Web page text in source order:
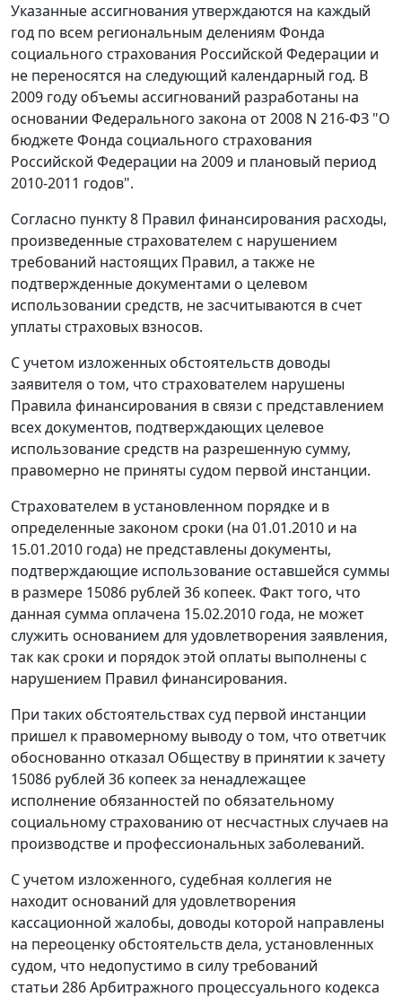
Указанные ассигнования утверждаются на каждый
год по всем региональным делениям Фонда
социального страхования Российской Федерации и
не переносятся на следующий календарный год. В
2009 году объемы ассигнований разработаны на
основании Федерального закона от 2008 N 216-ФЗ "О
бюджете Фонда социального страхования
Российской Федерации на 2009 и плановый период
2010-2011 годов".
Согласно пункту 8 Правил финансирования расходы,
произведенные страхователем с нарушением
требований настоящих Правил, а также не
подтвержденные документами о целевом
использовании средств, не засчитываются в счет
уплаты страховых взносов.
С учетом изложенных обстоятельств доводы
заявителя о том, что страхователем нарушены
Правила финансирования в связи с представлением
всех документов, подтверждающих целевое
использование средств на разрешенную сумму,
правомерно не приняты судом первой инстанции.
Страхователем в установленном порядке и в
определенные законом сроки (на 01.01.2010 и на
15.01.2010 года) не представлены документы,
подтверждающие использование оставшейся суммы
в размере 15086 рублей 36 копеек. Факт того, что
данная сумма оплачена 15.02.2010 года, не может
служить основанием для удовлетворения заявления,
так как сроки и порядок этой оплаты выполнены с
нарушением Правил финансирования.
При таких обстоятельствах суд первой инстанции
пришел к правомерному выводу о том, что ответчик
обоснованно отказал Обществу в принятии к зачету
15086 рублей 36 копеек за ненадлежащее
исполнение обязанностей по обязательному
социальному страхованию от несчастных случаев на
производстве и профессиональных заболеваний.
С учетом изложенного, судебная коллегия не
находит оснований для удовлетворения
кассационной жалобы, доводы которой направлены
на переоценку обстоятельств дела, установленных
судом, что недопустимо в силу требований
статьи 286Арбитражного процессуального кодекса